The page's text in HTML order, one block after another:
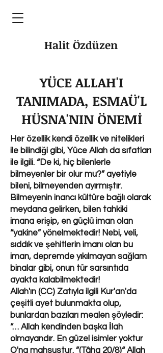
Halit Özdüzen
YÜCE ALLAH'I
TANIMADA, ESMAÜ'L
HÜSNA'NIN ÖNEMİ
Her özellik kendi özellik ve nitelikleri
ile bilindiği gibi, Yüce Allah da sıfatları
ile ilgili. “De ki, hiç bilenlerle
bilmeyenler bir olur mu?” ayetiyle
bileni, bilmeyenden ayırmıştır.
Bilmeyenin inancı kültüre bağlı olarak
meydana gelirken, bilen tahkiki
imana erişip, en güçlü iman olan
“yakine” yönelmektedir! Nebi, veli,
sıddık ve şehitlerin imanı olan bu
iman, depremde yıkılmayan sağlam
binalar gibi, onun tür sarsıntıda
ayakta kalabilmektedir!
Allah'ın (CC) Zatıyla ilgili Kur'an'da
çeşitli ayet bulunmakta olup,
bunlardan bazıları mealen şöyledir:
“… Allah kendinden başka İlah
olmayandır. En güzel isimler yoktur
O'na mahsustur. ”(Tâha 20/8)“ Allah